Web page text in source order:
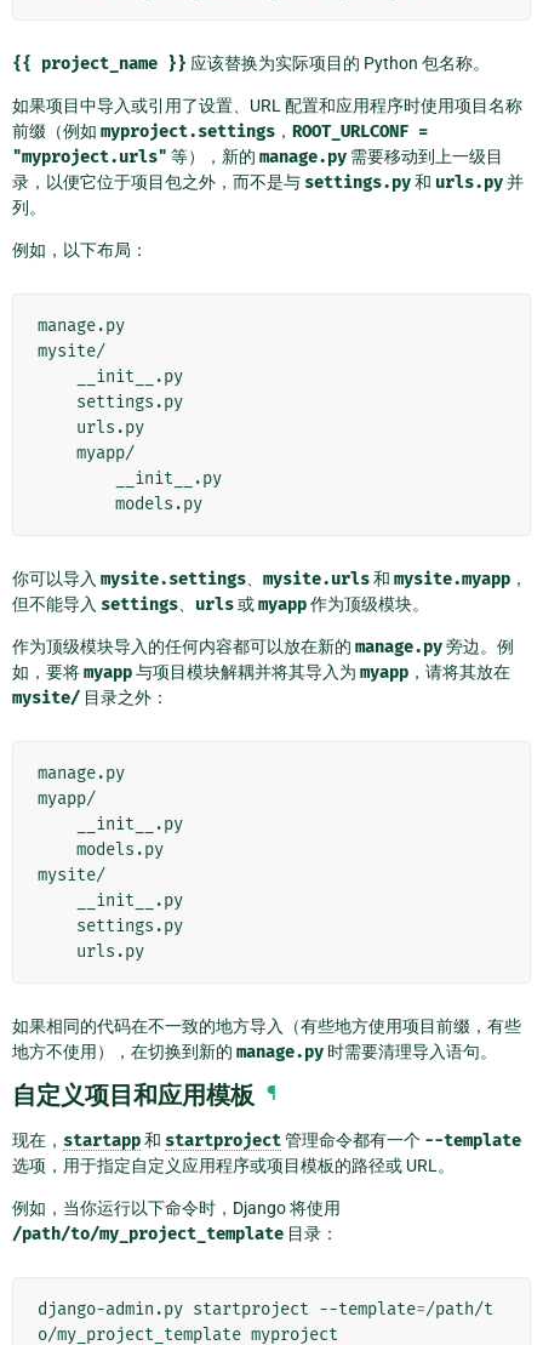
{{ project_name }} 应该替换为实际项目的 Python 包名称。
如果项目中导入或引用了设置、URL 配置和应用程序时使用项目名称
前缀（例如 myproject.settings ， ROOT_URLCONF =
"myproject.urls" 等），新的 manage.py 需要移动到上一级目
录，以便它位于项目包之外，而不是与 settings.py和 urls.py并
列。
例如，以下布局：
manage.py
mysite/
你可以导入 mysite.settings mysite.urls和 mysite.myapp ，
但不能导入 settings urls或myapp作为顶级模块。
作为顶级模块导入的任何内容都可以放在新的 manage.py旁边。例
如，要将myapp与项目模块解耦并将其导入为 myapp ，请将其放在
mysite/ 目录之外：
manage.py
myapp/
mysite/
如果相同的代码在不一致的地方导入（有些地方使用项目前缀，有些
地方不使用），在切换到新的 manage.py 时需要清理导入语句。
自定义项目和应用模板 ¶
现在， startapp和 startproject管理命令都有一个 --template
选项，用于指定自定义应用程序或项目模板的路径或 URL。
例如，当你运行以下命令时，Django 将使用
/path/to/my_project_template 目录：
django-admin.py startproject --template=/path/t
o/my_project_template